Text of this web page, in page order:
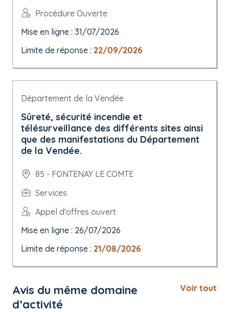
Procédure Ouverte
Mise en ligne : 31/07/2026
Limite de réponse : 22/09/2026
Département de la Vendée
Sûreté, sécurité incendie et
télésurveillance des différents sites ainsi
que des manifestations du Département
de la Vendée.
85 - FONTENAY LE COMTE
Services
Appel d'offres ouvert
Mise en ligne : 26/07/2026
Limite de réponse : 21/08/2026
Avis du même domaine
d’activité
Voir tout